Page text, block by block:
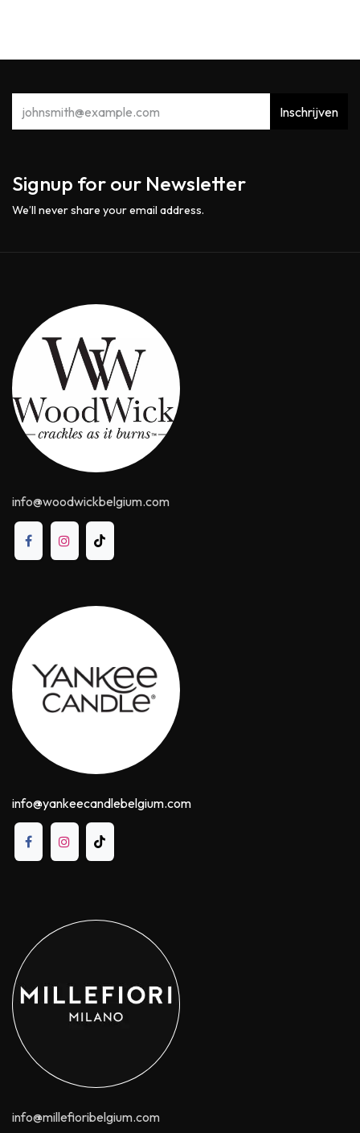
Inschrijven
Signup for our Newsletter
We’ll never share your email address.
info@woodwickbelgium.com
info@yankeecandlebelgium.com
info@millefioribelgium.com